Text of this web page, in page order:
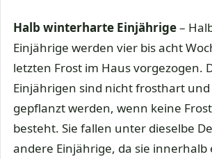
Halb winterharte Einjährige–
Einjährige werden vier bis acht
letzten Frost im Haus vorgezogen.
Einjährigen sind nicht frosthart
gepflanzt werden, wenn keine
besteht. Sie fallen unter dieselbe
andere Einjährige, da sie innerhalb